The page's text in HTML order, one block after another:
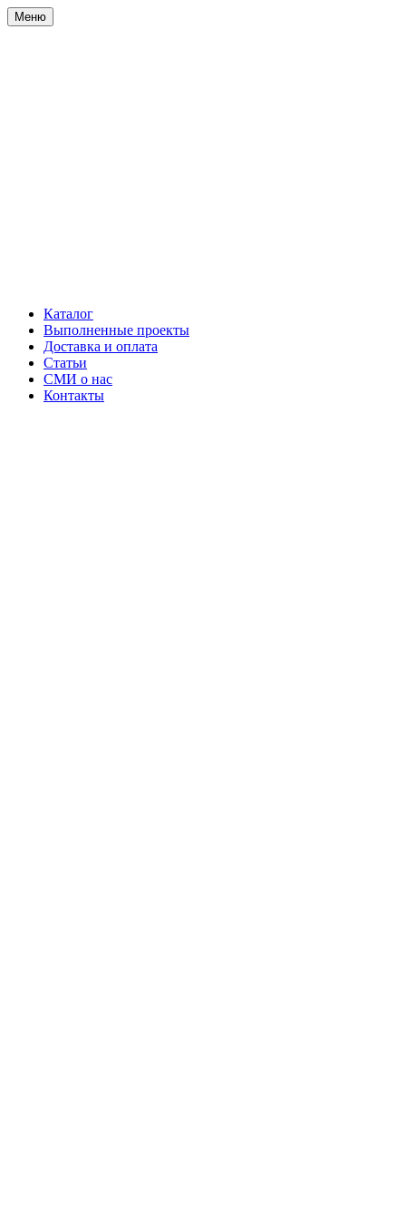
Меню
Каталог
Выполненные проекты
Доставка и оплата
Статьи
СМИ о нас
Контакты